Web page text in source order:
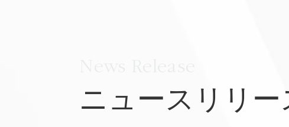
ニュースリリー